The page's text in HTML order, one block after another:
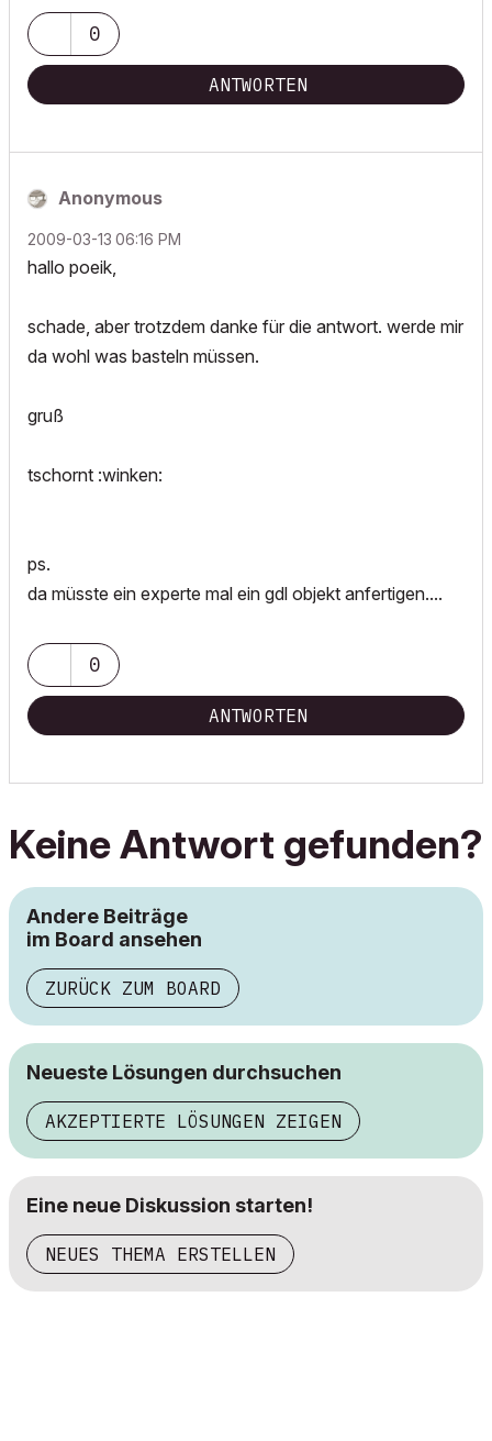
0
ANTWORTEN
Anonymous
‎2009-03-13 06:16 PM
hallo poeik,
schade, aber trotzdem danke für die antwort. werde mir
da wohl was basteln müssen.
gruß
tschornt :winken:
ps.
da müsste ein experte mal ein gdl objekt anfertigen....
0
ANTWORTEN
Keine Antwort gefunden?
Andere Beiträge
im Board ansehen
ZURÜCK ZUM BOARD
Neueste Lösungen durchsuchen
AKZEPTIERTE LÖSUNGEN ZEIGEN
Eine neue Diskussion starten!
NEUES THEMA ERSTELLEN